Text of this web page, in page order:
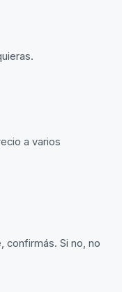
a varios
confirmás. Si no, no